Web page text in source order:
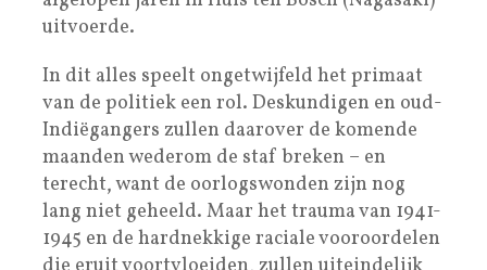
uitvoerde.
In dit alles speelt ongetwijfeld het primaat
van de politiek een rol. Deskundigen en oud-
Indiëgangers zullen daarover de komende
maanden wederom de staf breken – en
terecht, want de oorlogswonden zijn nog
lang niet geheeld. Maar het trauma van 1941-
1945 en de hardnekkige raciale vooroordelen